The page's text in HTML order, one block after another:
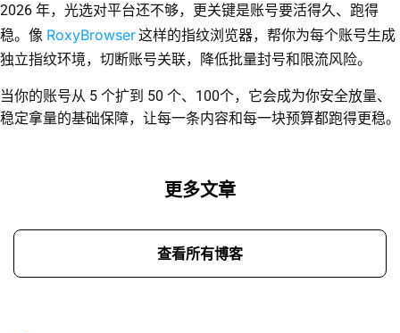
2026 年，光选对平台还不够，更关键是账号要活得久、跑得
稳。像 RoxyBrowser这样的指纹浏览器，帮你为每个账号生成
独立指纹环境，切断账号关联，降低批量封号和限流风险。
当你的账号从 5 个扩到 50 个、100个，它会成为你安全放量、
稳定拿量的基础保障，让每一条内容和每一块预算都跑得更稳。
更多文章
查看所有博客